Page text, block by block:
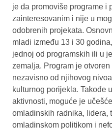
je da promoviše programe i
zainteresovanim i nije u
odobrenih projekata.
mladi između 13 i 30
jednoj od programskih ili u
zemalja. Program je
nezavisno od njihovog
kulturnog porijekla. Takođe
aktivnosti, moguće je
omladinskih radnika, lidera,
omladinskom politikom i